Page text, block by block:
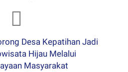
Desa Kepatihan Jadi
Hijau Melalui
Masyarakat